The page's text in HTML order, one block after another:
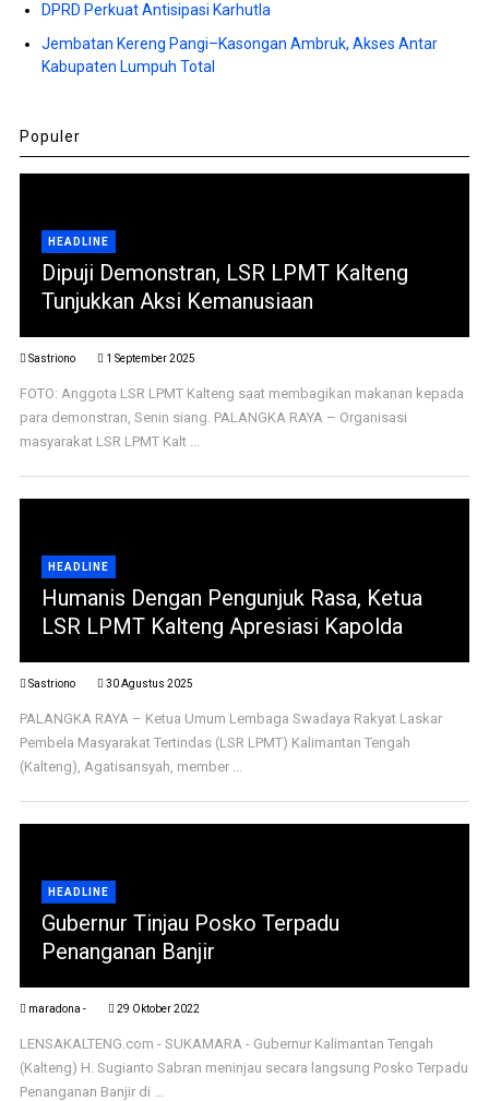
DPRD Perkuat Antisipasi Karhutla
Jembatan Kereng Pangi–Kasongan Ambruk, Akses Antar
Kabupaten Lumpuh Total
Populer
HEADLINE
Dipuji Demonstran, LSR LPMT Kalteng
Tunjukkan Aksi Kemanusiaan
Sastriono 1 September 2025
FOTO: Anggota LSR LPMT Kalteng saat membagikan makanan kepada
para demonstran, Senin siang. PALANGKA RAYA – Organisasi
masyarakat LSR LPMT Kalt ...
HEADLINE
Humanis Dengan Pengunjuk Rasa, Ketua
LSR LPMT Kalteng Apresiasi Kapolda
Sastriono 30 Agustus 2025
PALANGKA RAYA – Ketua Umum Lembaga Swadaya Rakyat Laskar
Pembela Masyarakat Tertindas (LSR LPMT) Kalimantan Tengah
(Kalteng), Agatisansyah, member ...
HEADLINE
Gubernur Tinjau Posko Terpadu
Penanganan Banjir
maradona - 29 Oktober 2022
LENSAKALTENG.com - SUKAMARA - Gubernur Kalimantan Tengah
(Kalteng) H. Sugianto Sabran meninjau secara langsung Posko Terpadu
Penanganan Banjir di ...